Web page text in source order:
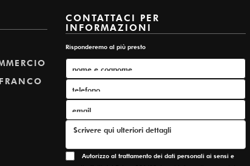
CONTATTACI PER
INFORMAZIONI
Risponderemo al più presto
Autorizzo al trattamento dei dati personali ai sensi e